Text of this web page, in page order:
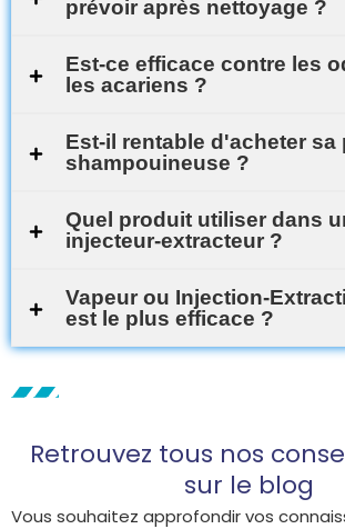
prévoir après nettoyage ?
Est-ce efficace contre les
les acariens ?
Est-il rentable d'acheter sa
shampouineuse ?
Quel produit utiliser dans
injecteur-extracteur ?
Vapeur ou Injection-
est le plus efficace ?
Retrouvez tous nos
sur le blog
Vous souhaitez approfondir vos